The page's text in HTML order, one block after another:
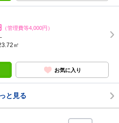
（管理費等4,000円）
㎡
お気に入り
と見る